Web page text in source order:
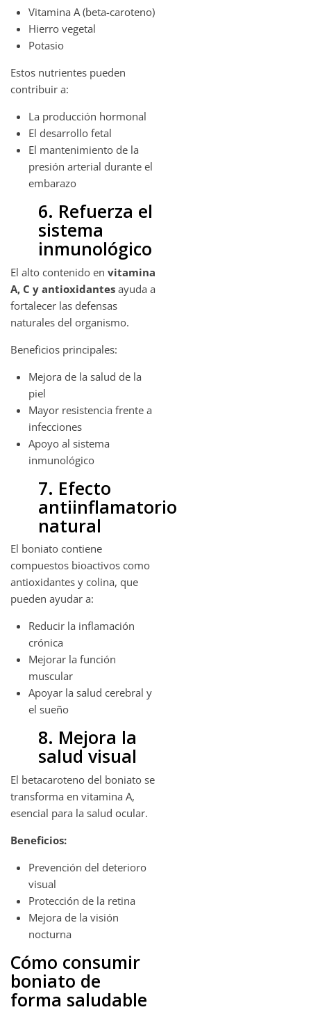
Vitamina A (beta-caroteno)
Hierro vegetal
Potasio
Estos nutrientes pueden
contribuir a:
La producción hormonal
El desarrollo fetal
El mantenimiento de la
presión arterial durante el
embarazo
6. Refuerza el
sistema
inmunológico
El alto contenido en vitamina
A, C y antioxidantes ayuda a
fortalecer las defensas
naturales del organismo.
Beneficios principales:
Mejora de la salud de la
piel
Mayor resistencia frente a
infecciones
Apoyo al sistema
inmunológico
7. Efecto
antiinflamatorio
natural
El boniato contiene
compuestos bioactivos como
antioxidantes y colina, que
pueden ayudar a:
Reducir la inflamación
crónica
Mejorar la función
muscular
Apoyar la salud cerebral y
el sueño
8. Mejora la
salud visual
El betacaroteno del boniato se
transforma en vitamina A,
esencial para la salud ocular.
Beneficios:
Prevención del deterioro
visual
Protección de la retina
Mejora de la visión
nocturna
Cómo consumir
boniato de
forma saludable